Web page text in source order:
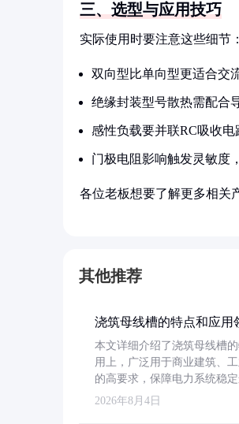
三、选型与应用技巧
实际使用时要注意这些细节：
双向型比单向型更适合交
绝缘封装型号散热需配合
感性负载要并联RC吸收电
门极电阻影响触发灵敏度
各位老板想要了解更多相关
其他推荐
浇筑母线槽的特点和应用
本文详细介绍了浇筑母线槽
用上，广泛用于商业建筑、
的高要求，保障电力系统稳定
2026年8月4日